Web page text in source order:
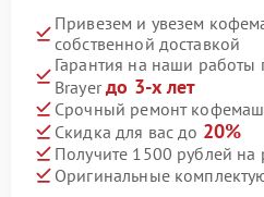
Привезем и увезем
собственной доставкой
Гарантия на наши
Brayerдо 3-х лет
Срочный ремонт
Скидка для вас до 20%
Получите 1500 рублей на
Оригинальные